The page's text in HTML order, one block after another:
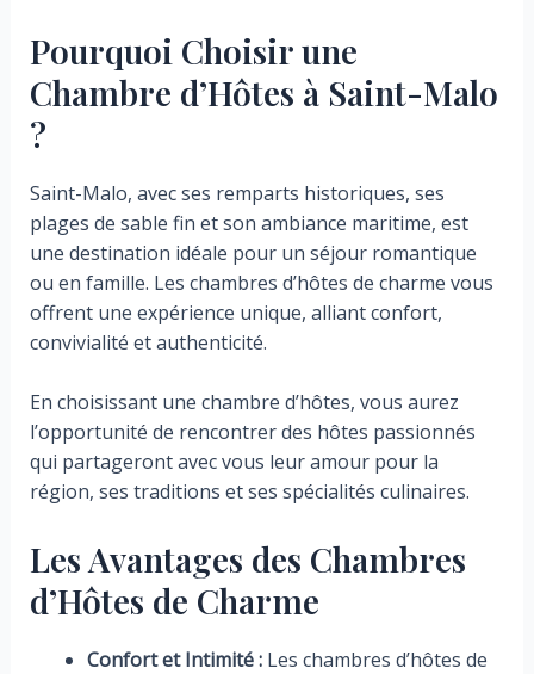
Pourquoi Choisir une
Chambre d’Hôtes à Saint-Malo
?
Saint-Malo, avec ses remparts historiques, ses
plages de sable fin et son ambiance maritime, est
une destination idéale pour un séjour romantique
ou en famille. Les chambres d’hôtes de charme vous
offrent une expérience unique, alliant confort,
convivialité et authenticité.
En choisissant une chambre d’hôtes, vous aurez
l’opportunité de rencontrer des hôtes passionnés
qui partageront avec vous leur amour pour la
région, ses traditions et ses spécialités culinaires.
Les Avantages des Chambres
d’Hôtes de Charme
Confort et Intimité :Les chambres d’hôtes de